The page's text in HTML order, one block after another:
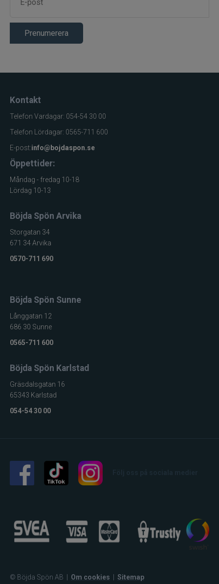
Prenumerera
Kontakt
Telefon Vardagar: 054-54 30 00
Telefon Lördagar: 0565-711 600
E-post:info@bojdaspon.se
Öppettider:
Måndag - fredag 10-18
Lördag 10-13
Böjda Spön Arvika
Storgatan 34
671 34 Arvika
0570-711 690
Böjda Spön Sunne
Långgatan 12
686 30 Sunne
0565-711 600
Böjda Spön Karlstad
Gräsdalsgatan 16
65343 Karlstad
054-54 30 00
© Böjda Spön AB Om cookies Sitemap